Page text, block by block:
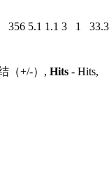
356 5.1 1.1 3 1 33.3
（+/-）, Hits - Hits,